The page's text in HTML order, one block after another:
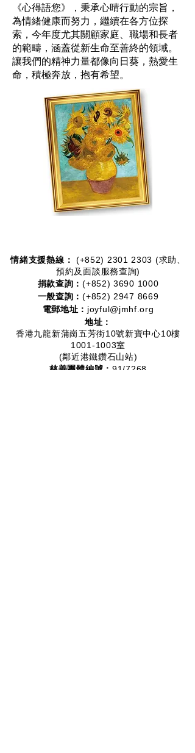
《心得語您》，秉承心晴行動的宗旨，
為情緒健康而努力，繼續在各方位探
索，今年度尤其關顧家庭、職場和長者
的範疇，涵蓋從新生命至善終的領域。
讓我們的精神力量都像向日葵，熱愛生
命，積極奔放，抱有希望。
情緒支援熱線：​​ (+852) 2301 2303 (求助、
預約及面談服務查詢)
捐款查詢：(+852)3690 1000
一般查詢：(+852) 2947 8669
電郵地址： joyful@jmhf.org
地址：
香港九龍新蒲崗五芳街10號新寶中心10樓
1001-1003室
(鄰近港鐵鑽石山站)
慈善團體編號： 91/7268